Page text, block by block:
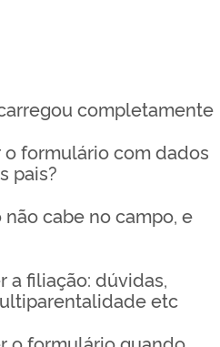
completamente
formulário com dados
pais?
cabe no campo, e
a filiação: dúvidas,
etc